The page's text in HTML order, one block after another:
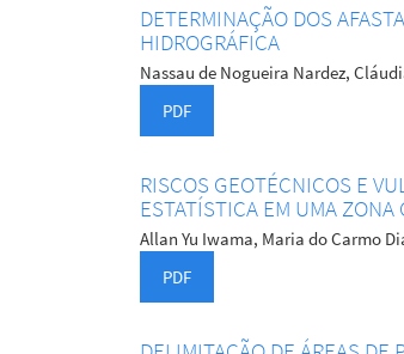
DETERMINAÇÃO DOS
HIDROGRÁFICA
Nassau de Nogueira Nardez,
PDF
RISCOS GEOTÉCNICOS E
ESTATÍSTICA EM UMA ZONA
Allan Yu Iwama, Maria do Carmo
PDF